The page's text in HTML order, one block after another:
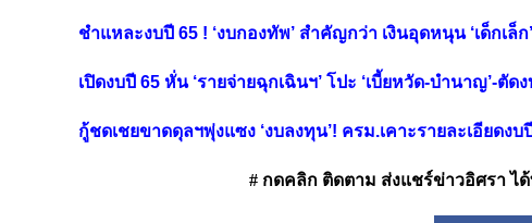
ชำแหละงบปี 65 ! ‘งบกองทัพ’ สำคัญกว่า เงินอุดหนุน ‘เด็กเล็
เปิดงบปี 65 หั่น ‘รายจ่ายฉุกเฉินฯ’ โปะ ‘เบี้ยหวัด-บำนาญ’-ตัด
กู้ชดเชยขาดดุลฯพุ่งแซง ‘งบลงทุน’! ครม.เคาะรายละเอียดงบ
# กดคลิก ติดตาม ส่งแชร์ข่าวอิศรา ไ